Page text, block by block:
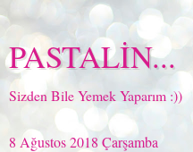
PASTALİN...
Sizden Bile Yemek Yaparım :))
8 Ağustos 2018 Çarşamba